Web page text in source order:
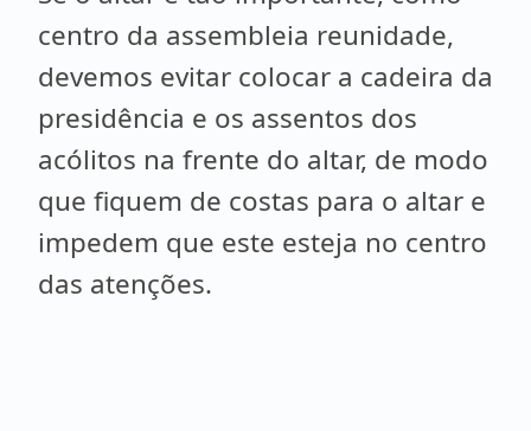
centro da assembleia reunidade,
devemos evitar colocar a cadeira da
presidência e os assentos dos
acólitos na frente do altar, de modo
que fiquem de costas para o altar e
impedem que este esteja no centro
das atenções.